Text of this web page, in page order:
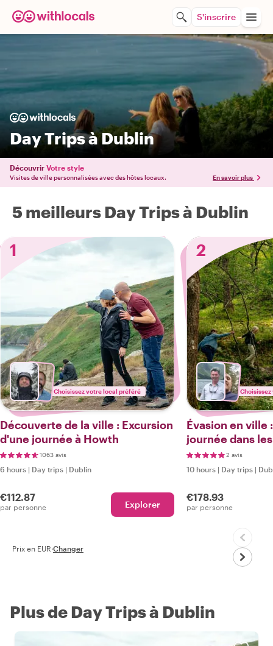
S'inscrire
Day Trips à Dublin
Découvrir Votre style
Visites de ville personnalisées avec des hôtes locaux. En savoir plus
5 meilleurs Day Trips à Dublin
1
Choisissez votre local préféré
Découverte de la ville : Excursion
d'une journée à Howth
1063 avis
6 hours | Day trips | Dublin
€112.87
par personne Explorer
2
Évasion en ville
journée dans
Wicklow2 avis
10 hours | Day trips |
€178.93
par personne
Prix en EUR·Changer
Plus de Day Trips à Dublin